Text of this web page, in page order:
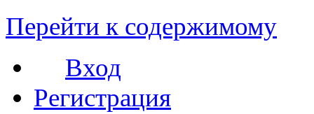
Перейти к содержимому
Вход
Регистрация